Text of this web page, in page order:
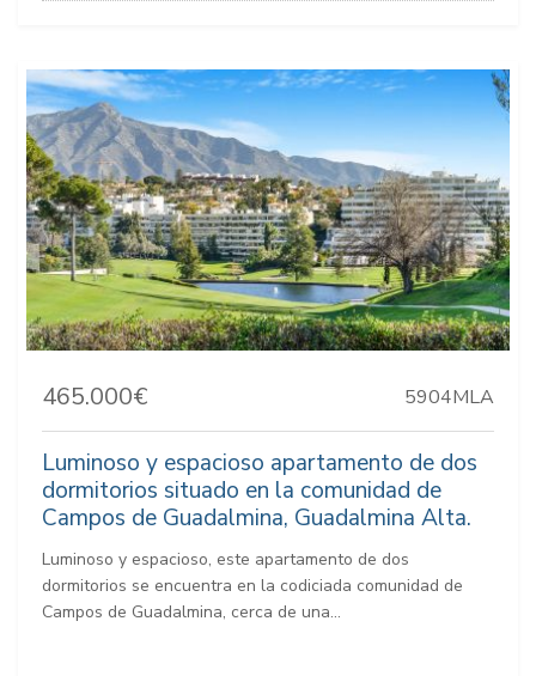
465.000€ 5904MLA
Luminoso y espacioso apartamento de dos
dormitorios situado en la comunidad de
Campos de Guadalmina, Guadalmina Alta.
Luminoso y espacioso, este apartamento de dos
dormitorios se encuentra en la codiciada comunidad de
Campos de Guadalmina, cerca de una...